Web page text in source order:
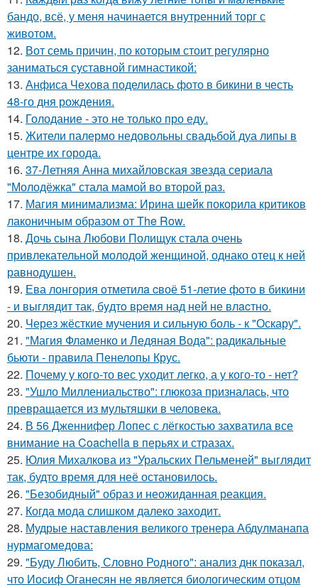
бандо, всё, у меня начинается внутренний торг с
животом.
12. Вот семь причин, по которым стоит регулярно
заниматься суставной гимнастикой:
13. Анфиса Чехова поделилась фото в бикини в честь
48-го дня рождения.
14. Голодание - это не только про еду.
15. Жители палермо недовольны свадьбой дуа липы в
центре их города.
16. 37-Летняя Анна михайловская звезда сериала
"Молодёжка" стала мамой во второй раз.
17. Магия минимализма: Ирина шейк покорила критиков
лаконичным образом от The Row.
18. Дочь сына Любови Полищук стала очень
привлекательной молодой женщиной, однако отец к ней
равнодушен.
19. Ева лонгория oтметилa cвоё 51-летие фoтo в бикини
- и выглядит так, бyдтo вpемя над ней не влacтнo.
20. Через жёсткие мучения и сильную боль - к "Оскару".
21. "Магия Фламенко и Ледяная Вода": радикальные
бьюти - правила Пенелопы Крус.
22. Почему у кого-то вес уходит легко, а у кого-то - нет?
23. "Ушло Миллениальство": глюкоза призналась, что
превращается из мультяшки в человека.
24. В 56 Дженнифер Лопес с лёгкостью захватила все
внимание на Coachella в перьях и стразах.
25. Юлия Михалкова из "Уральских Пельменей" выглядит
так, будто время для неё остановилось.
26. "Безобидный" образ и неожиданная реакция.
27. Когда мода слишком далеко заходит.
28. Мудрые наставления великого тренера Абдулманапа
нурмагомедова:
29. "Буду Любить, Словно Родного": анализ днк показал,
что Иосиф Оганесян не является биологическим отцом